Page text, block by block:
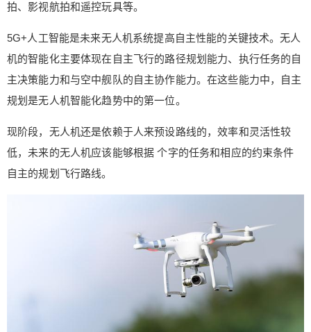
拍、影视航拍和遥控玩具等。
5G+人工智能是未来无人机系统提高自主性能的关键技术。无人
机的智能化主要体现在自主飞行的路径规划能力、执行任务的自
主决策能力和与空中舰队的自主协作能力。在这些能力中，自主
规划是无人机智能化趋势中的第一位。
现阶段，无人机还是依赖于人来预设路线的，效率和灵活性较
低，未来的无人机应该能够根据 个字的任务和相应的约束条件
自主的规划飞行路线。